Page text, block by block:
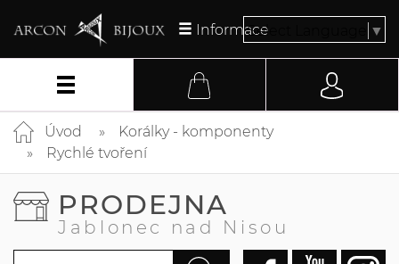
InformaceSelect Language ▼
Úvod
Korálky - komponenty
Rychlé tvoření
PRODEJNA
Jablonec nad Nisou